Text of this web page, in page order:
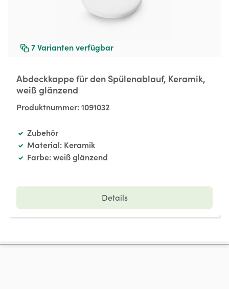
7 Varianten verfügbar
Abdeckkappe für den Spülenablauf, Keramik,
weiß glänzend
Produktnummer:1091032
Zubehör
Material: Keramik
Farbe: weiß glänzend
Details